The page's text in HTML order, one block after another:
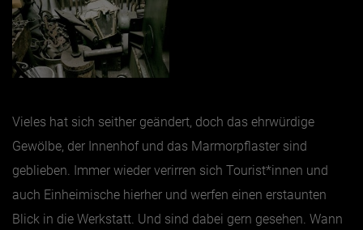
Vieles hat sich seither geändert, doch das ehrwürdige
Gewölbe, der Innenhof und das Marmorpflaster sind
geblieben. Immer wieder verirren sich Tourist*innen und
auch Einheimische hierher und werfen einen erstaunten
Blick in die Werkstatt. Und sind dabei gern gesehen. Wann